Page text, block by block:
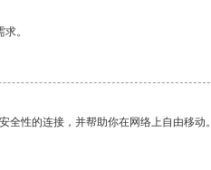
。
性的连接，并帮助你在网络上自由移动。